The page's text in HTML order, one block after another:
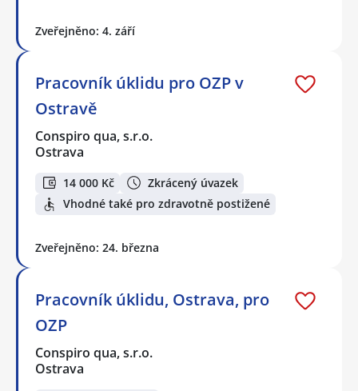
Zveřejněno: 4. září
Pracovník úklidu pro OZP v
Ostravě
Conspiro qua, s.r.o.
Ostrava
14 000 Kč
Zkrácený úvazek
Vhodné také pro zdravotně postižené
Zveřejněno: 24. března
Pracovník úklidu, Ostrava, pro
OZP
Conspiro qua, s.r.o.
Ostrava